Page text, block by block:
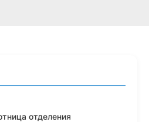
отделения